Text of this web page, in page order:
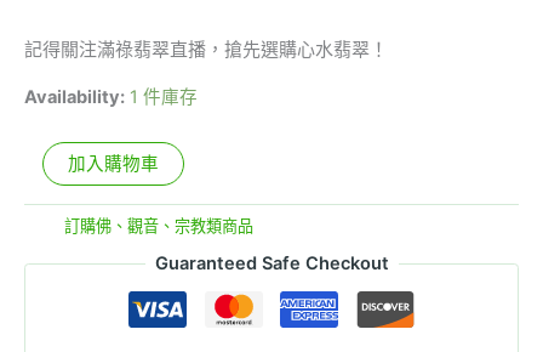
記得關注滿祿翡翠直播，搶先選購心水翡翠！
Availability: 1 件庫存
加入購物車
訂購佛、觀音、宗教類商品
Guaranteed Safe Checkout